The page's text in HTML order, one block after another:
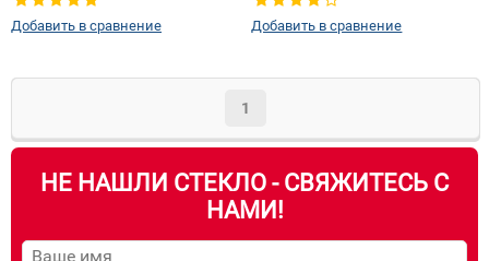
Добавить в сравнение Добавить в сравнение
1
НЕ НАШЛИ СТЕКЛО - СВЯЖИТЕСЬ С
НАМИ!